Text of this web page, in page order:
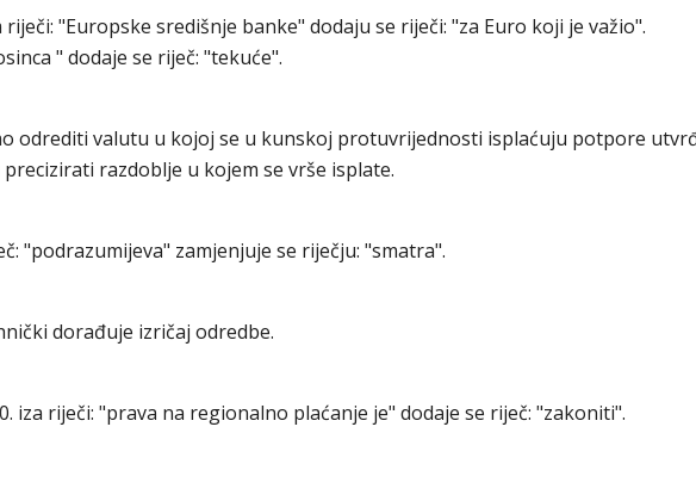
riječi: "Europske središnje banke" dodaju se riječi: "za Euro koji je važio".
" dodaje se riječ: "tekuće".
odrediti valutu u kojoj se u kunskoj protuvrijednosti isplaćuju potpore
razdoblje u kojem se vrše isplate.
"podrazumijeva" zamjenjuje se riječju: "smatra".
dorađuje izričaj odredbe.
iza riječi: "prava na regionalno plaćanje je" dodaje se riječ: "zakoniti".